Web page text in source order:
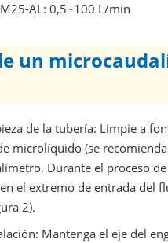
AL: 0,5~100 L/min
un
de la tubería: Limpie a
microlíquido (se
Durante el proceso
el extremo de entrada del
2).
Mantenga el eje del